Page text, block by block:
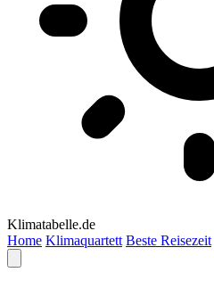
Klimatabelle.de
Home Klimaquartett Beste Reisezeit